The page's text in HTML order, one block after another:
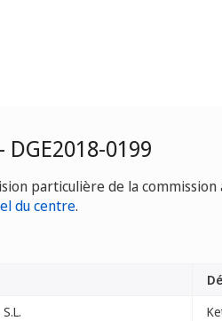
DGE2018-0199
particulière de la
du centre.